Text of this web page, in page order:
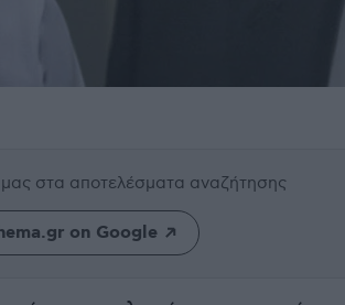
στα αποτελέσματα αναζήτησης
on Google